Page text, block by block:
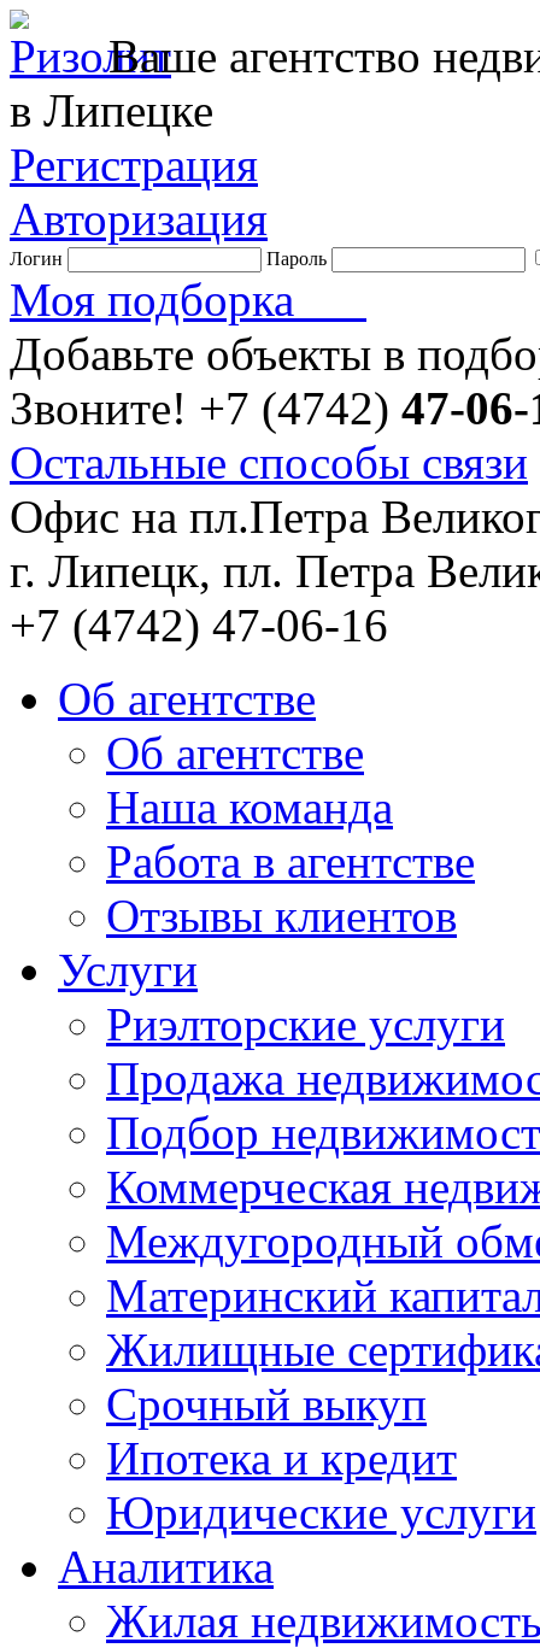
Ваше агентство
в Липецке
Регистрация
Авторизация
Логин Пароль
Моя подборка
Добавьте объекты в
Звоните! +7 (4742) 47-06-
Остальные способы связи
Офис на пл.Петра
г. Липецк, пл. Петра
+7 (4742) 47-06-16
Об агентстве
Об агентстве
Наша команда
Работа в агентстве
Отзывы клиентов
Услуги
Риэлторские услуги
Продажа
Подбор
Коммерческая
Междугородный
Материнский
Жилищные
Срочный выкуп
Ипотека и кредит
Юридические услуги
Аналитика
Жилая